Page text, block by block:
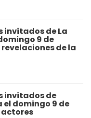
invitados de La
9 de
de la
invitados de
el domingo 9 de